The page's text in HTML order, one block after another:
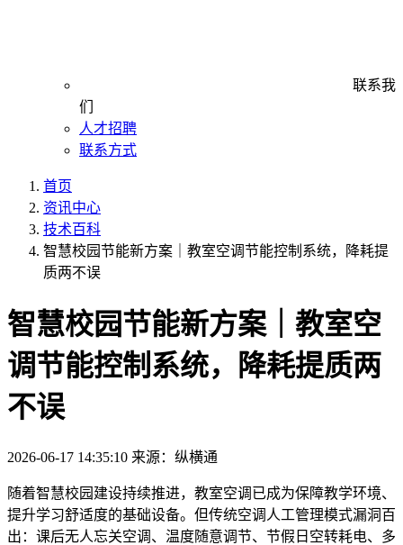
联系我
们
人才招聘
联系方式
首页
资讯中心
技术百科
智慧校园节能新方案｜教室空调节能控制系统，降耗提
质两不误
智慧校园节能新方案｜教室空
调节能控制系统，降耗提质两
不误
2026-06-17 14:35:10 来源：纵横通
随着智慧校园建设持续推进，教室空调已成为保障教学环境、
提升学习舒适度的基础设备。但传统空调人工管理模式漏洞百
出：课后无人忘关空调、温度随意调节、节假日空转耗电、多